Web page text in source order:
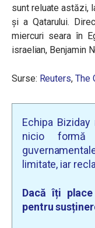
sunt reluate astăzi,
și a Qatarului.
miercuri seara în
israelian, Benjamin
Surse: Reuters, The
Echipa
nicio formă
limitate, iar
Dacă îți
pentru